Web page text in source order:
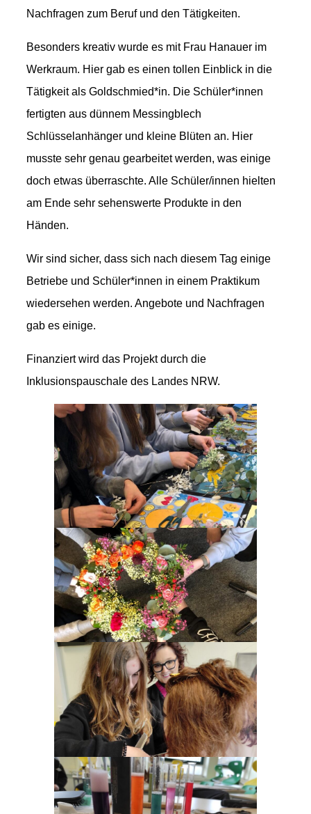
Nachfragen zum Beruf und den Tätigkeiten.
Besonders kreativ wurde es mit Frau Hanauer im
Werkraum. Hier gab es einen tollen Einblick in die
Tätigkeit als Goldschmied*in. Die Schüler*innen
fertigten aus dünnem Messingblech
Schlüsselanhänger und kleine Blüten an. Hier
musste sehr genau gearbeitet werden, was einige
doch etwas überraschte. Alle Schüler/innen hielten
am Ende sehr sehenswerte Produkte in den
Händen.
Wir sind sicher, dass sich nach diesem Tag einige
Betriebe und Schüler*innen in einem Praktikum
wiedersehen werden. Angebote und Nachfragen
gab es einige.
Finanziert wird das Projekt durch die
Inklusionspauschale des Landes NRW.